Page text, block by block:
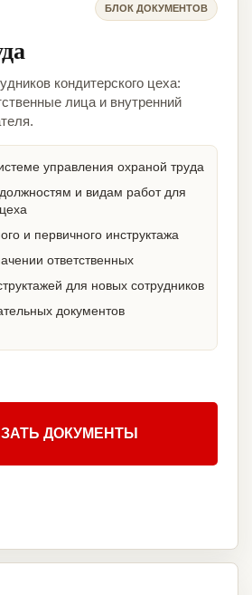
БЛОК ДОКУМЕНТОВ
кондитерского цеха:
лица и внутренний
управления охраной труда
и видам работ для
и первичного инструктажа
ответственных
для новых сотрудников
документов
ДОКУМЕНТЫ